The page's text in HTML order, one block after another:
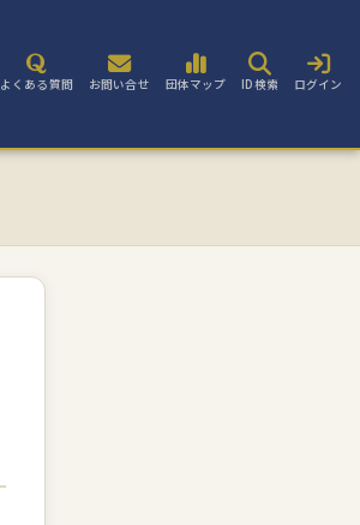
よくある質問 お問い合せ 団体マップ ID検索 ログイン